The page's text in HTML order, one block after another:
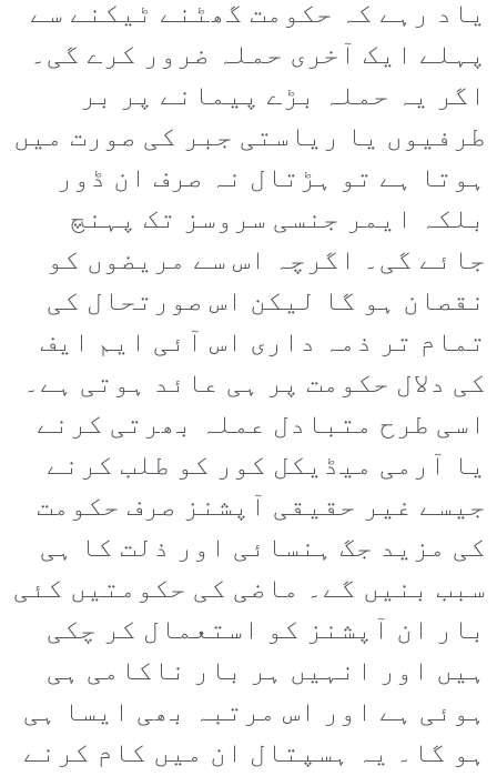
یاد رہے کہ حکومت گھٹنے ٹیکنے سے
پہلے ایک آخری حملہ ضرور کرے گی۔
اگر یہ حملہ بڑے پیمانے پر بر
طرفیوں یا ریاستی جبر کی صورت میں
ہوتا ہے تو ہڑتال نہ صرف ان ڈور
بلکہ ایمر جنسی سروسز تک پہنچ
جائے گی۔ اگرچہ اس سے مریضوں کو
نقصان ہو گا لیکن اس صورتحال کی
تمام تر ذمہ داری اس آئی ایم ایف
کی دلال حکومت پر ہی عائد ہوتی ہے۔
اسی طرح متبادل عملہ بھرتی کرنے
یا آرمی میڈیکل کور کو طلب کرنے
جیسے غیر حقیقی آپشنز صرف حکومت
کی مزید جگ ہنسائی اور ذلت کا ہی
سبب بنیں گے۔ ماضی کی حکومتیں کئی
بار ان آپشنز کو استعمال کر چکی
ہیں اور انہیں ہر بار ناکامی ہی
ہوئی ہے اور اس مرتبہ بھی ایسا ہی
ہو گا۔ یہ ہسپتال ان میں کام کرنے